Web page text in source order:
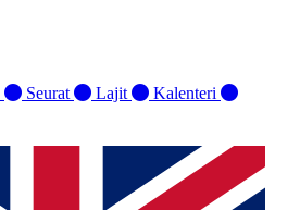
Seurat Lajit
Kalenteri